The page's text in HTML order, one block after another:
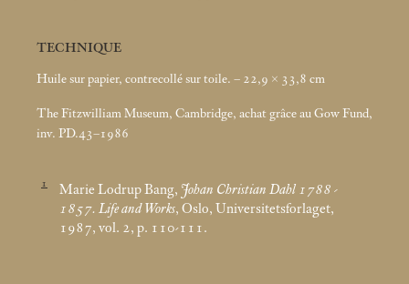
TECHNIQUE
Huile sur papier, contrecollé sur toile. – 22,9 × 33,8 cm
The Fitzwilliam Museum, Cambridge, achat grâce au Gow Fund,
inv. PD.43–1986
1 Marie Lodrup Bang, Johan Christian Dahl 1788 -
1857. Life and Works, Oslo, Universitetsforlaget,
1987, vol. 2, p. 110-111.